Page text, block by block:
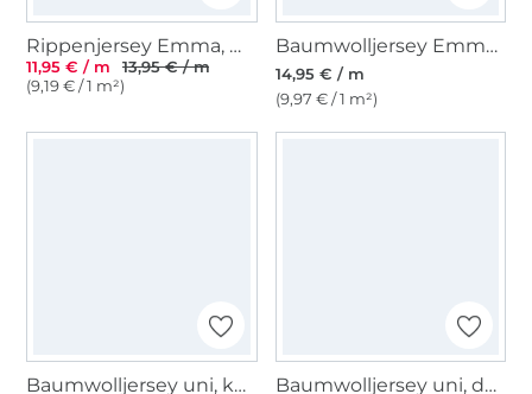
Rippenjersey Emma, wollweiss
11,95 € / m
13,95 € / m
(9,19 € / 1 m²)
Baumwolljersey Emma gestreift, jeansblau
14,95 € / m
(9,97 € / 1 m²)
Baumwolljersey uni, kornblumenblau Baumwolljersey uni, dunkelviolett